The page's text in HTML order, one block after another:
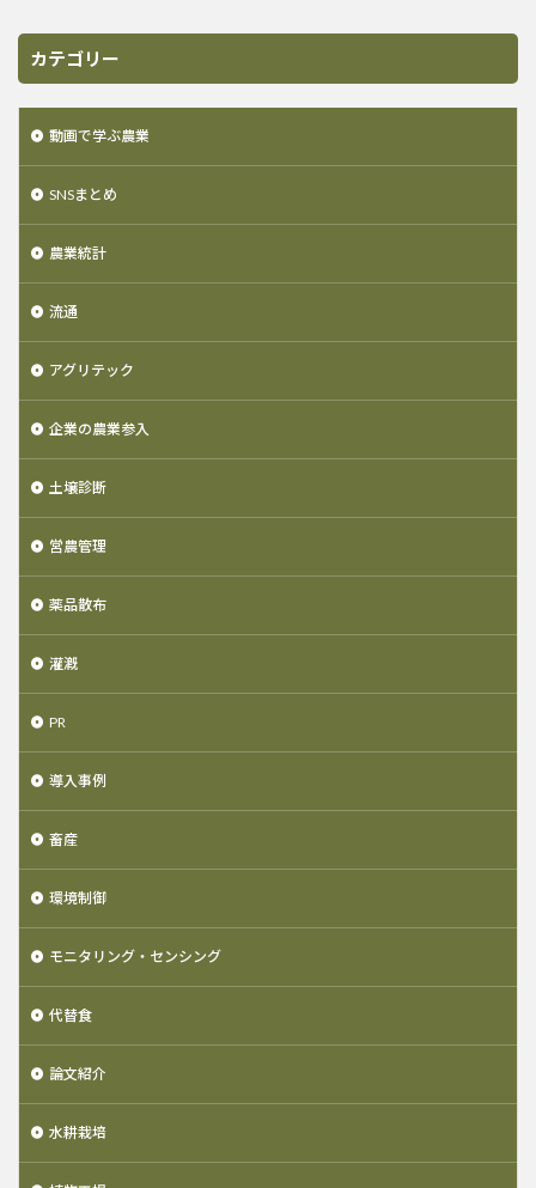
カテゴリー
動画で学ぶ農業
SNSまとめ
農業統計
流通
アグリテック
企業の農業参入
土壌診断
営農管理
薬品散布
灌漑
PR
導入事例
畜産
環境制御
モニタリング・センシング
代替食
論文紹介
水耕栽培